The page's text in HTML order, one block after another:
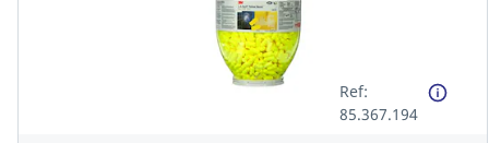
Ref:
85.367.194